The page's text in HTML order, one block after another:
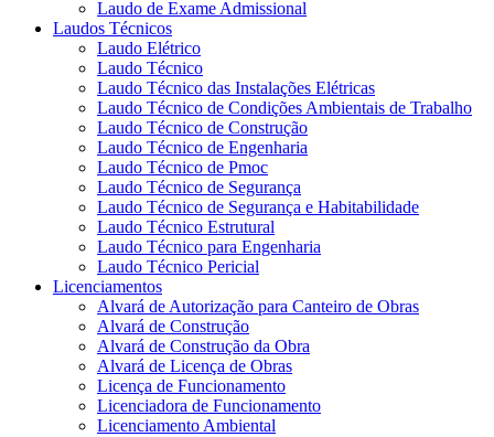
Laudo de Exame Admissional
Laudos Técnicos
Laudo Elétrico
Laudo Técnico
Laudo Técnico das Instalações Elétricas
Laudo Técnico de Condições Ambientais de Trabalho
Laudo Técnico de Construção
Laudo Técnico de Engenharia
Laudo Técnico de Pmoc
Laudo Técnico de Segurança
Laudo Técnico de Segurança e Habitabilidade
Laudo Técnico Estrutural
Laudo Técnico para Engenharia
Laudo Técnico Pericial
Licenciamentos
Alvará de Autorização para Canteiro de Obras
Alvará de Construção
Alvará de Construção da Obra
Alvará de Licença de Obras
Licença de Funcionamento
Licenciadora de Funcionamento
Licenciamento Ambiental